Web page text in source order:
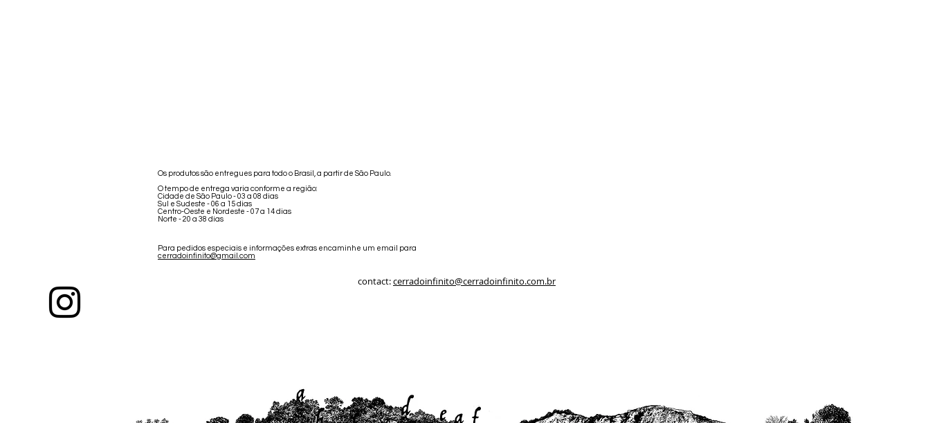
Os produtos são entregues para todo o Brasil, a partir de São Paulo.
O tempo de entrega varia conforme a região:
Cidade de São Paulo - 03 a 08 dias
Sul e Sudeste - 06 a 15 dias
Centro-Oeste e Nordeste - 07 a 14 dias
Norte - 20 a 38 dias
Para pedidos especiais e informações extras encaminhe um email para
cerradoinfinito@gmail.com
contact:cerradoinfinito@cerradoinfinito.com.br